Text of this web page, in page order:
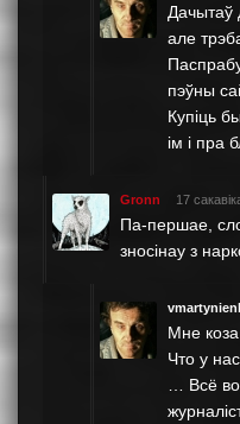
Дачытаў
але
пэўны
Купіць
ім і пра
Gronn 17
Па-першае,
зносiнау з
Мне коза
Что у
… Всё